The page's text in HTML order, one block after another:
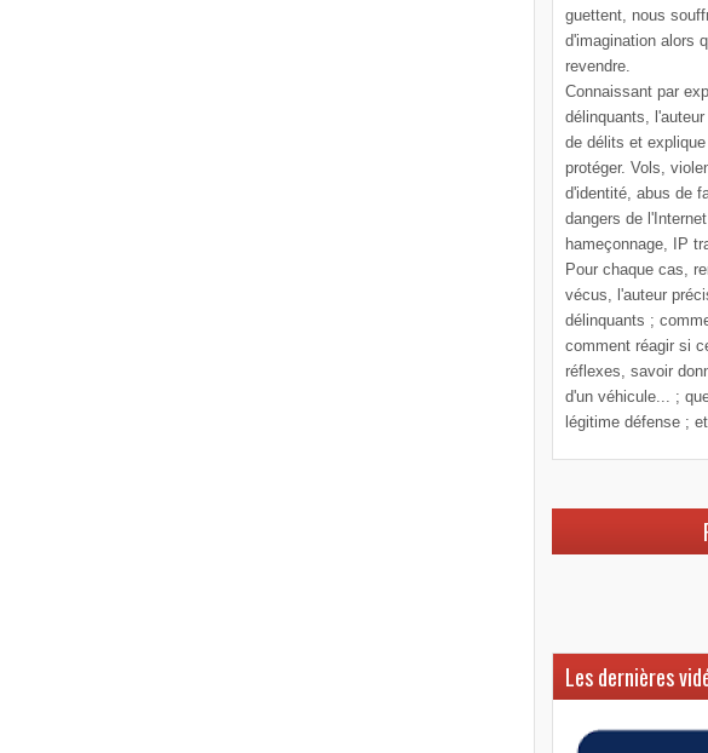
guettent, nous
d'imagination alors
revendre.
Connaissant par
délinquants,
de délits et
protéger. Vols,
d'identité, abus de
dangers de
hameçonnage, IP
Pour chaque cas,
vécus, l'auteur
délinquants ;
comment réagir si
réflexes, savoir
d'un véhicule... ;
légitime défense ;
Les dernières